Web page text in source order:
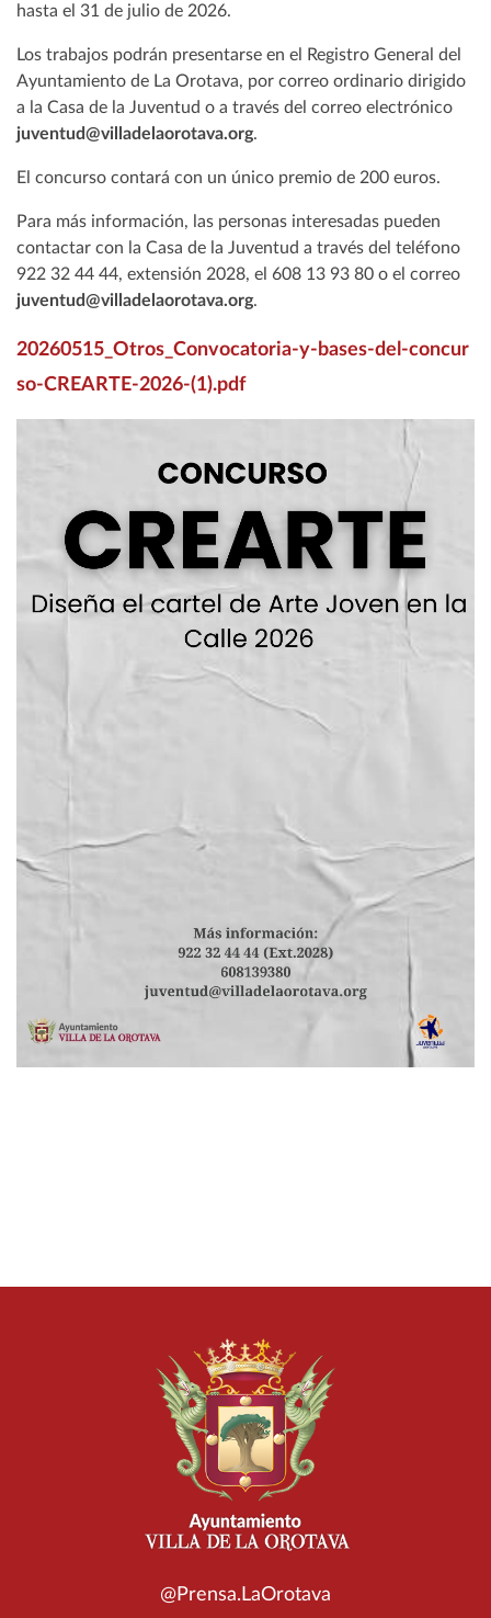
hasta el 31 de julio de 2026.
Los trabajos podrán presentarse en el Registro General del
Ayuntamiento de La Orotava, por correo ordinario dirigido
a la Casa de la Juventud o a través del correo electrónico
juventud@villadelaorotava.org.
El concurso contará con un único premio de 200 euros.
Para más información, las personas interesadas pueden
contactar con la Casa de la Juventud a través del teléfono
922 32 44 44, extensión 2028, el 608 13 93 80 o el correo
juventud@villadelaorotava.org.
20260515_Otros_Convocatoria-y-bases-del-concur
so-CREARTE-2026-(1).pdf
@Prensa.LaOrotava